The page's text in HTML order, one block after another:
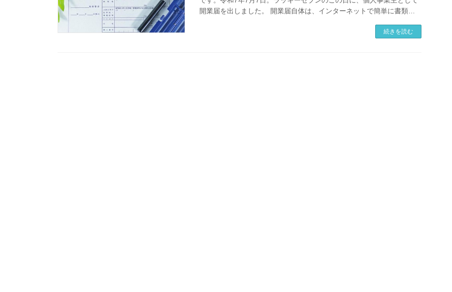
開業届を出しました。 開業届自体は、インターネットで簡単に書類作
続きを読む